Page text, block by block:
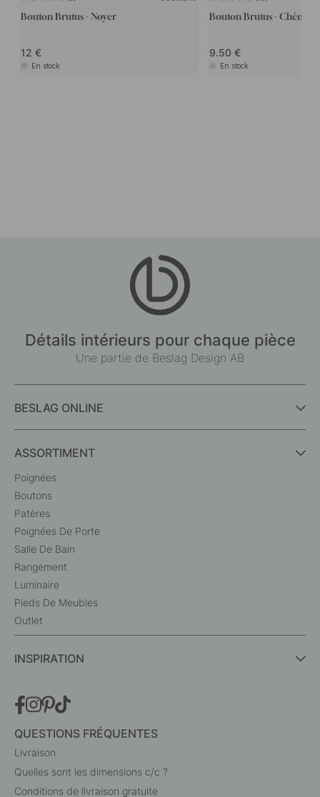
Bouton Brutus - Noyer
12
En stock
Bouton Brutus - Chêne
9.50
En stock
Détails intérieurs pour chaque pièce
Une partie de Beslag Design AB
BESLAG ONLINE
ASSORTIMENT
Poignées
Boutons
Patères
Poignées De Porte
Salle De Bain
Rangement
Luminaire
Pieds De Meubles
Outlet
INSPIRATION
QUESTIONS FRÉQUENTES
Livraison
Quelles sont les dimensions c/c ?
Conditions de livraison gratuite